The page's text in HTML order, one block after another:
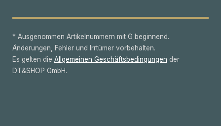
* Ausgenommen Artikelnummern mit G beginnend.
Änderungen, Fehler und Irrtümer vorbehalten.
Es gelten die Allgemeinen Geschäftsbedingungen der
DT&SHOP GmbH.